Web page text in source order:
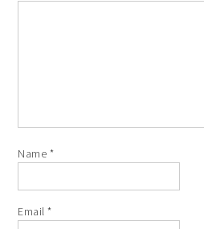
Name *
Email*